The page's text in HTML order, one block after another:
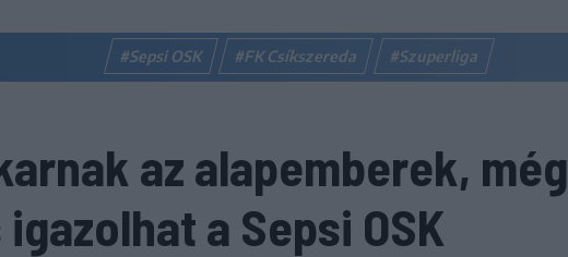
#Sepsi OSK #FK Csíkszereda #Szuperliga
az alapemberek, még
a Sepsi OSK